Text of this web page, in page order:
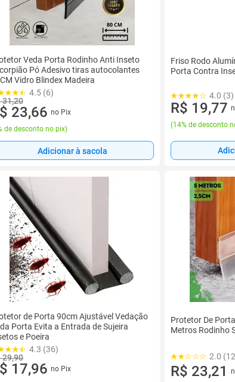
Veda Porta Rodinho Anti Inseto
Pó Adesivo tiras autocolantes
Vidro Blindex Madeira
4.5 (6)
31,20
23,66 no Pix
de desconto no pix)
Adicionar à sacola
Friso Rodo
Porta Contra
4.0 (3)
R$ 19,77
(14% de desconto
de Porta 90cm Ajustável Vedação
Porta Evita a Entrada de Sujeira
e Poeira
4.3 (36)
29,90
17,96 no Pix
Protetor De
Metros Rodinho
2.0
R$ 23,21